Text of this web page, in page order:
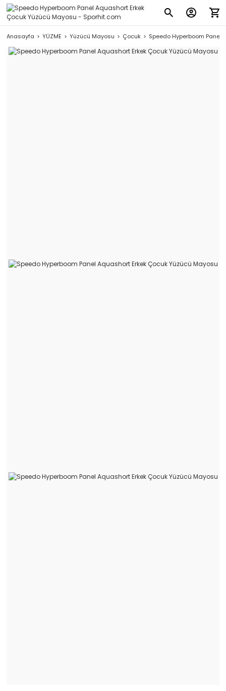
Anasayfa YÜZME Yüzücü Mayosu Çocuk Speedo Hyperboom Panel